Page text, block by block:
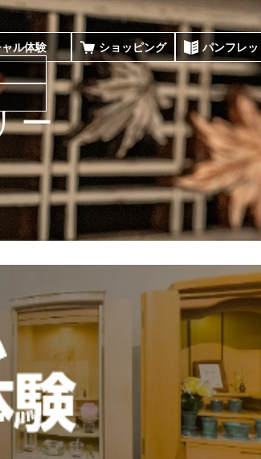
ル体験 ショッピング パンフレ
ー